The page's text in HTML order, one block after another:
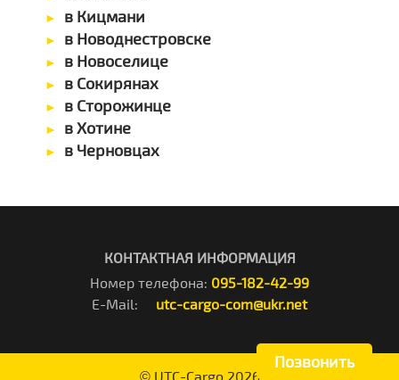
в Кицмани
в Новоднестровске
в Новоселице
в Сокирянах
в Сторожинце
в Хотине
в Черновцах
КОНТАКТНАЯ ИНФОРМАЦИЯ
Номер телефона: 095-182-42-99
E-Mail: utc-cargo-com@ukr.net
© UTC-Cargo2026
Позвонить